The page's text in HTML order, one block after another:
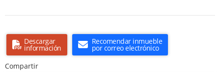
Descargar
información
Recomendar inmueble
por correo electrónico
Compartir